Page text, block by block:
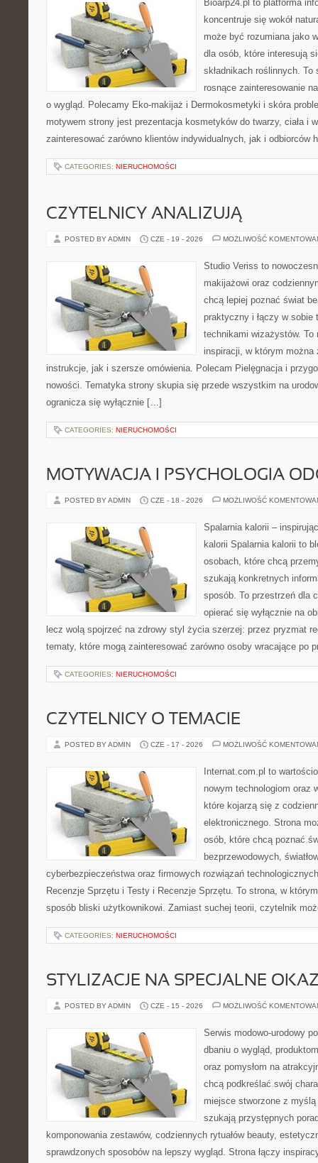
Bioarp24.pl to platforma
koncentruje się wokół
może być rozumiana jako
dla osób, które interesują
składnikach roślinnych.
rosnące zainteresowanie
o wygląd. Polecamy Eko-makijaż i Dermokosmetyki i skóra
motywem strony jest prezentacja kosmetyków do twarzy, ciała i
zainteresować zarówno klientów indywidualnych, jak i
CATEGORIES: NIERUCHOMOŚCI
CZYTELNICY ANALIZUJĄ
POSTED BY ADMIN CZE - 19 - 2026 MOŻLIWOŚĆ
Studio Veriss to
makijażowi oraz
chcą lepiej poznać świat
praktyczny i łączy w sobie
technikami wizażystów. To
inspiracji, w którym można
instrukcje, jak i szersze omówienia. Polecam Pielęgnacja i
nowości. Tematyka strony skupia się przede wszystkim na
ogranicza się wyłącznie […]
CATEGORIES: NIERUCHOMOŚCI
MOTYWACJA I PSYCHOLOGIA
POSTED BY ADMIN CZE - 18 - 2026 MOŻLIWOŚĆ
Spalarnia kalorii –
kalorii Spalarnia kalorii to
osobach, które chcą
szukają konkretnych
sposób. To przestrzeń dla
opierać się wyłącznie na
lecz wolą spojrzeć na zdrowy styl życia szerzej: przez pryzmat
tematy, które mogą zainteresować zarówno osoby wracające po
CATEGORIES: NIERUCHOMOŚCI
CZYTELNICY O TEMACIE
POSTED BY ADMIN CZE - 17 - 2026 MOŻLIWOŚĆ
Internat.com.pl to
nowym technologiom oraz
które kojarzą się z
elektronicznego. Strona
osób, które chcą poznać
bezprzewodowych,
cyberbezpieczeństwa oraz firmowych rozwiązań
Recenzje Sprzętu i Testy i Recenzje Sprzętu. To strona, w
sposób bliski użytkownikowi. Zamiast suchej teorii, czytelnik
CATEGORIES: NIERUCHOMOŚCI
STYLIZACJE NA SPECJALNE
POSTED BY ADMIN CZE - 15 - 2026 MOŻLIWOŚĆ
Serwis modowo-urodowy
dbaniu o wygląd,
oraz pomysłom na
chcą podkreślać swój
miejsce stworzone z
szukają przystępnych
komponowania zestawów, codziennych rytuałów beauty,
sprawdzonych sposobów na lepszy wygląd. Strona łączy